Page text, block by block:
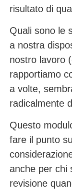
risultato di
Quali sono le
a nostra
nostro lavoro
rapportiamo
a volte,
radicalmente
Questo
fare il punto
anche per chi
revisione